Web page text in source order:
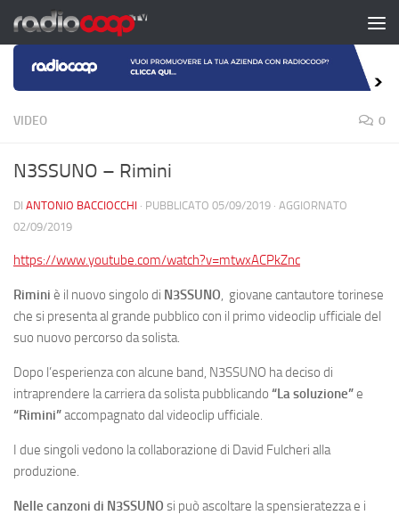
Salta al contenuto
VIDEO 0
N3SSUNO – Rimini
DI ANTONIO BACCIOCCHI · PUBBLICATO 05/09/2019 · AGGIORNATO
02/09/2019
https://www.youtube.com/watch?v=mtwxACPkZnc
Rimini è il nuovo singolo di N3SSUNO, giovane cantautore torinese
che si presenta al grande pubblico con il primo videoclip ufficiale del
suo nuovo percorso da solista.
Dopo l’esperienza con alcune band, N3SSUNO ha deciso di
intraprendere la carriera da solista pubblicando “La soluzione”e
“Rimini”accompagnato dal videoclip ufficiale.
I due singoli vedono la collaborazione di David Fulcheri alla
produzione.
Nelle canzoni di N3SSUNO si può ascoltare la spensieratezza e i